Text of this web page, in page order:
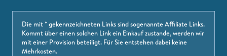
Die mit * gekennzeichneten Links sind sogenannte Affiliate Links.
Kommt über einen solchen Link ein Einkauf zustande, werden wir
mit einer Provision beteiligt. Für Sie entstehen dabei keine
Mehrkosten.